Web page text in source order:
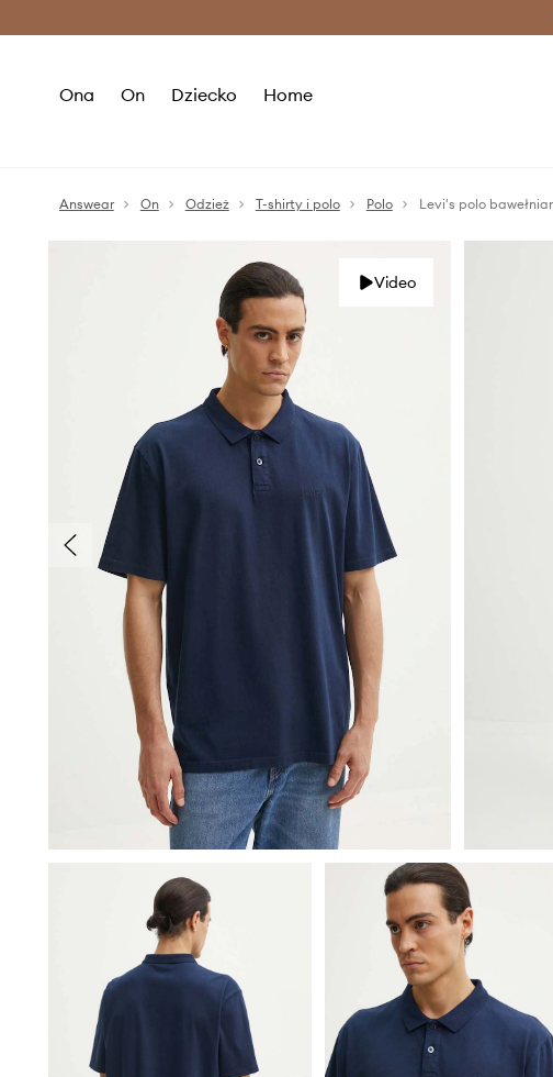
Ona On Dziecko Home
Answear On Odzież T-shirty i polo Polo Levi's polo
Video